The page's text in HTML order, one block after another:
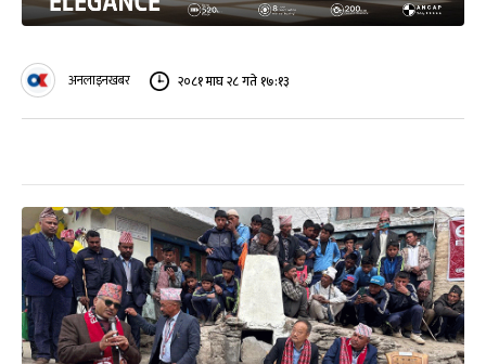
अनलाइनखबर २०८१ माघ २८ गते १७:१३